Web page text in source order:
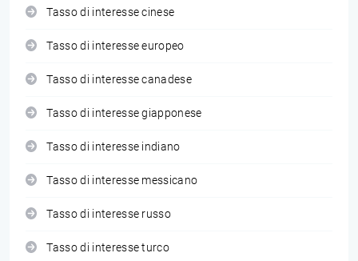
Tasso di interesse cinese
Tasso di interesse europeo
Tasso di interesse canadese
Tasso di interesse giapponese
Tasso di interesse indiano
Tasso di interesse messicano
Tasso di interesse russo
Tasso di interesse turco